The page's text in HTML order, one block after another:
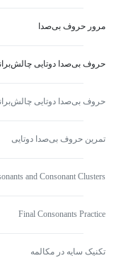
مرور حروف بی‌صدا
حروف بی‌صدا دوتایی
حروف بی‌صدا دوتایی
تمرین حروف بی‌صدا دوتایی
تکنیک سایه در مکالمه